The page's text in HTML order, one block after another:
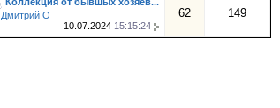
Дмитрий О
10.07.2024 15:15:24
62 149